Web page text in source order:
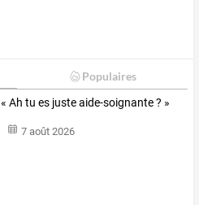
Populaires
« Ah tu es juste aide-soignante ? »
7 août 2026